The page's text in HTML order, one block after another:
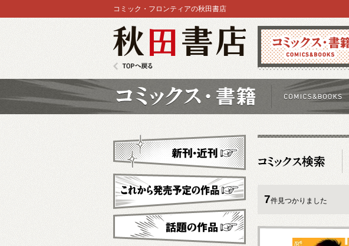
コミックス
コミック・フロンティアの秋田書店
7件見つかりました
新刊・近刊
これから発売予定